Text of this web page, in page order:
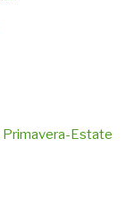
Primavera-Estate